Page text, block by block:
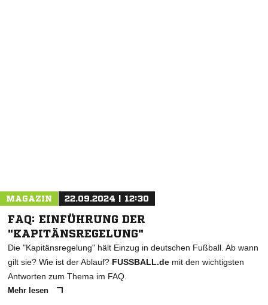
MAGAZIN 22.09.2024 | 12:30
FAQ: EINFÜHRUNG DER
"KAPITÄNSREGELUNG"
Die "Kapitänsregelung" hält Einzug in deutschen Fußball. Ab wann
gilt sie? Wie ist der Ablauf? FUSSBALL.de mit den wichtigsten
Antworten zum Thema im FAQ.
Mehr lesen